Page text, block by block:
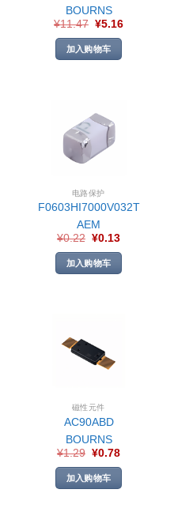
BOURNS
¥11.47 ¥5.16
加入购物车
电路保护
F0603HI7000V032T
AEM
¥0.22 ¥0.13
加入购物车
磁性元件
AC90ABD
BOURNS
¥1.29 ¥0.78
加入购物车